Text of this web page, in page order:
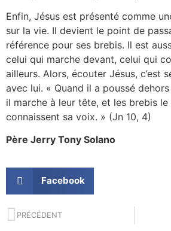
Enfin, Jésus est présenté comme
sur la vie. Il devient le point de
référence pour ses brebis. Il est
celui qui marche devant, celui qui
ailleurs. Alors, écouter Jésus, c’est
avec lui. « Quand il a poussé
il marche à leur tête, et les brebis
connaissent sa voix. » (Jn 10, 4)
Père Jerry Tony Solano
Facebook
PRÉCÉDENT